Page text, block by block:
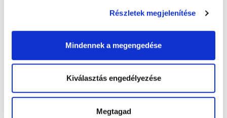
Részletek megjelenítése
Mindennek a megengedése
Kiválasztás engedélyezése
Megtagad
1.89 EUR + MwSt.
(Bruttopreis 2.40 EUR )